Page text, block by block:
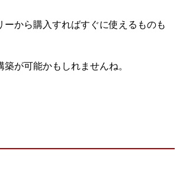
から購入すればすぐに使えるものも
が可能かもしれませんね。